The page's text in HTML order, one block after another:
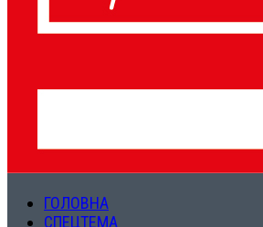
ГОЛОВНА
СПЕЦТЕМА